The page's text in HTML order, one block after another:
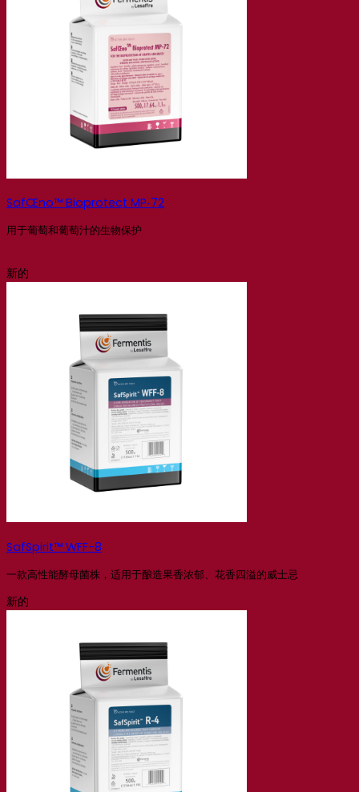
SafŒno™ Bioprotect MP‑72
用于葡萄和葡萄汁的生物保护
新的
SafSpirit™ WFF-8
一款高性能酵母菌株，适用于酿造果香浓郁、花香四溢的威士忌
新的